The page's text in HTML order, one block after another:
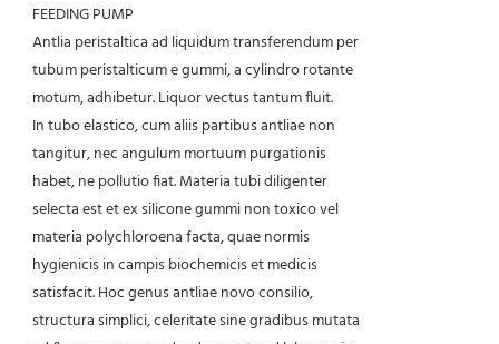
FEEDING PUMP
Antlia peristaltica ad liquidum transferendum per
tubum peristalticum e gummi, a cylindro rotante
motum, adhibetur. Liquor vectus tantum fluit.
In tubo elastico, cum aliis partibus antliae non
tangitur, nec angulum mortuum purgationis
habet, ne pollutio fiat. Materia tubi diligenter
selecta est et ex silicone gummi non toxico vel
materia polychloroena facta, quae normis
hygienicis in campis biochemicis et medicis
satisfacit. Hoc genus antliae novo consilio,
structura simplici, celeritate sine gradibus mutata